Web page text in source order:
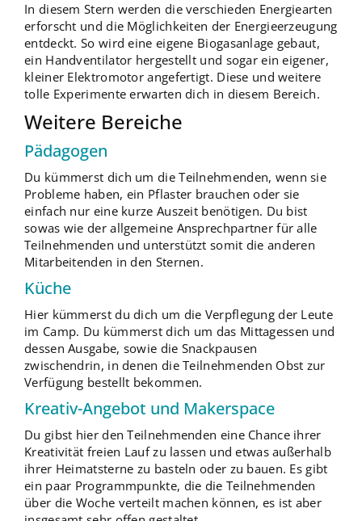
In diesem Stern werden die verschieden Energiearten
erforscht und die Möglichkeiten der Energieerzeugung
entdeckt. So wird eine eigene Biogasanlage gebaut,
ein Handventilator hergestellt und sogar ein eigener,
kleiner Elektromotor angefertigt. Diese und weitere
tolle Experimente erwarten dich in diesem Bereich.
Weitere Bereiche
Pädagogen
Du kümmerst dich um die Teilnehmenden, wenn sie
Probleme haben, ein Pflaster brauchen oder sie
einfach nur eine kurze Auszeit benötigen. Du bist
sowas wie der allgemeine Ansprechpartner für alle
Teilnehmenden und unterstützt somit die anderen
Mitarbeitenden in den Sternen.
Küche
Hier kümmerst du dich um die Verpflegung der Leute
im Camp. Du kümmerst dich um das Mittagessen und
dessen Ausgabe, sowie die Snackpausen
zwischendrin, in denen die Teilnehmenden Obst zur
Verfügung bestellt bekommen.
Kreativ-Angebot und Makerspace
Du gibst hier den Teilnehmenden eine Chance ihrer
Kreativität freien Lauf zu lassen und etwas außerhalb
ihrer Heimatsterne zu basteln oder zu bauen. Es gibt
ein paar Programmpunkte, die die Teilnehmenden
über die Woche verteilt machen können, es ist aber